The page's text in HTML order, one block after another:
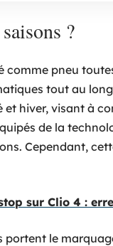
?
comme pneu
tout au
hiver, visant à
de la
Cependant,
sur Clio 4 :
le